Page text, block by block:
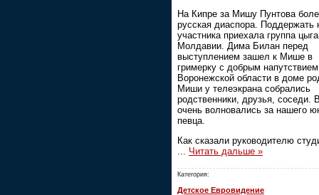
На Кипре за Мишу Пунтова
русская диаспора. Поддержать
участника приехала группа
Молдавии. Дима Билан перед
выступлением зашел к Мише в
гримерку с добрым
Воронежской области в доме
Миши у телеэкрана собрались
родственники, друзья, соседи.
очень волновались за нашего
певца.
Как сказали руководителю
... Читать дальше »
Категория:
Детское Евровидение